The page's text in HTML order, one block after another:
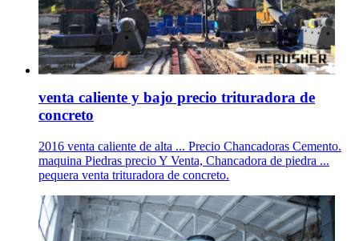
venta caliente y bajo precio trituradora de
concreto
2016 venta caliente de alta ... Precio Chancadoras Cemento.
maquina Piedras precio Y Venta, Chancadora de piedra ...
pequera venta trituradora de concreto.